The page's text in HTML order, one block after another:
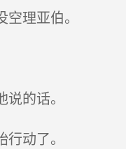
理亚伯。
的话。
动了。